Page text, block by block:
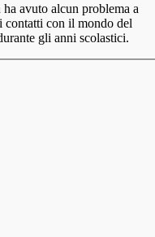
avuto alcun problema a
contatti con il mondo del
gli anni scolastici.